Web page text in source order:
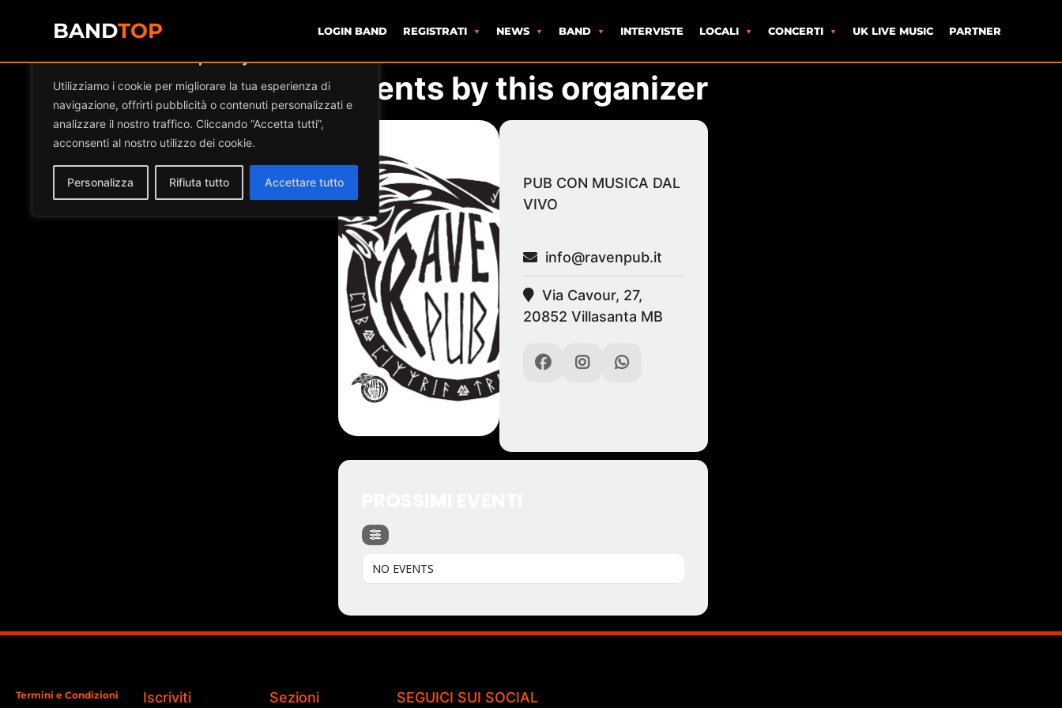
Utilizziamo i cookie per migliorare la tua esperienza di
navigazione, offrirti pubblicità o contenuti personalizzati e
analizzare il nostro traffico. Cliccando “Accetta tutti”,
acconsenti al nostro utilizzo dei cookie.
Personalizza Rifiuta tutto Accettare tutto
BANDTOP LOGIN BAND REGISTRATI NEWS BAND INTERVISTE LOCALI CONCERTI UK LIVE MUSIC PARTNER
Events by this organizer
PUB CON MUSICA DAL
VIVO
info@ravenpub.it
Via Cavour, 27,
20852 Villasanta MB
NO EVENTS
Termini e Condizioni Iscriviti Sezioni SEGUICI SUI SOCIAL